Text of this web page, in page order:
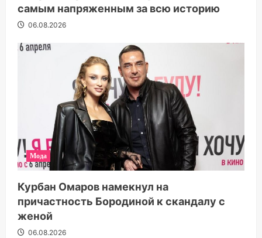
самым напряженным за всю историю
06.08.2026
Мода
Курбан Омаров намекнул на
причастность Бородиной к скандалу с
женой
06.08.2026